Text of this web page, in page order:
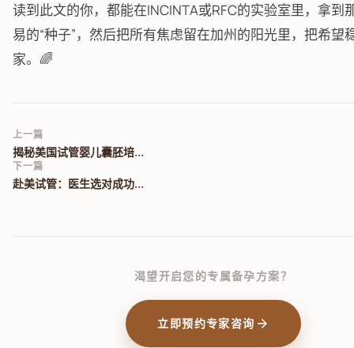
读到此文的你，都能在INCINTA或RFC的实验室里，拿到
易的“种子”，然后把所有焦虑留在加州的阳光里，把希望
家。🌈
上一篇
揭秘美国试管婴儿囊胚培...
下一篇
赴美试管：医生选对成功...
渴望开启您的专属备孕方案？
立即预约专家咨询 arrow_forward